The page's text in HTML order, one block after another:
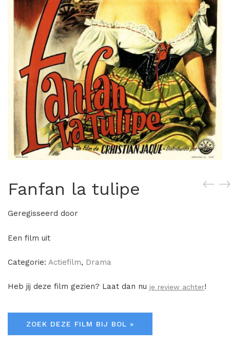
Fanfan la tulipe
Geregisseerd door
Een film uit
Categorie: Actiefilm, Drama
Heb jij deze film gezien? Laat dan nu je review achter!
ZOEK DEZE FILM BIJ BOL »